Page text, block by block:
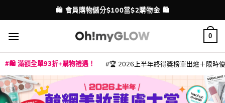
to
content
配送港澳
💳 支援消費券、FPS、八達通、PAYME、信用卡付款
0
🛍️ 滿額全單93折+購物禮遇！ 🏆 2026上半年終得奬榜單出爐＋限時